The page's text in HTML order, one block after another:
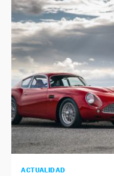
NEWSLETTER
SÍGUENOS
ACTUALIDAD